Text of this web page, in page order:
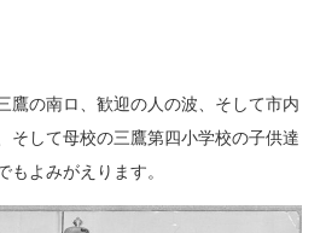
鷹の南ロ、歓迎の人の波、そして市内
そして母校の三鷹第四小学校の子供達
よみがえります。